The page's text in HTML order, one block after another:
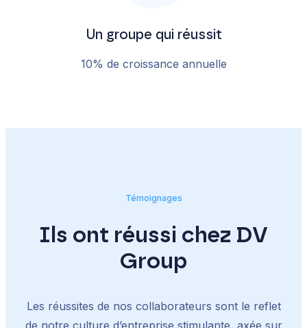
Un groupe qui réussit
10% de croissance annuelle
Témoignages
Ils ont réussi chez DV
Group
Les réussites de nos collaborateurs sont le reflet